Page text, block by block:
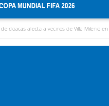
MUNDIAL FIFA 2026
a vecinos de Villa Milenio en El Vigía